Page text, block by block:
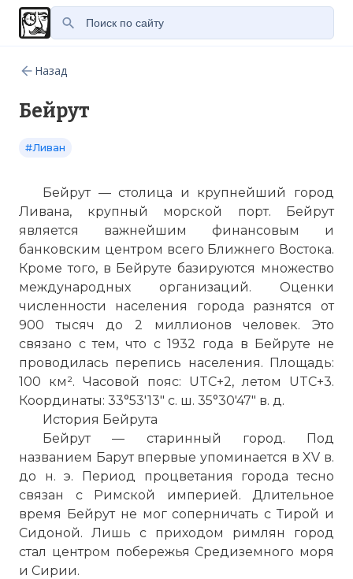
Назад
Бейрут
#Ливан
Бейрут — столица и крупнейший город
Ливана, крупный морской порт. Бейрут
является важнейшим финансовым и
банковским центром всего Ближнего Востока.
Кроме того, в Бейруте базируются множество
международных организаций. Оценки
численности населения города разнятся от
900 тысяч до 2 миллионов человек. Это
связано с тем, что с 1932 года в Бейруте не
проводилась перепись населения. Площадь:
100 км². Часовой пояс: UTC+2, летом UTC+3.
Координаты: 33°53′13″ с. ш. 35°30′47″ в. д.
История Бейрута
Бейрут — старинный город. Под
названием Барут впервые упоминается в XV в.
до н. э. Период процветания города тесно
связан с Римской империей. Длительное
время Бейрут не мог соперничать с Тирой и
Сидоной. Лишь с приходом римлян город
стал центром побережья Средиземного моря
и Сирии.